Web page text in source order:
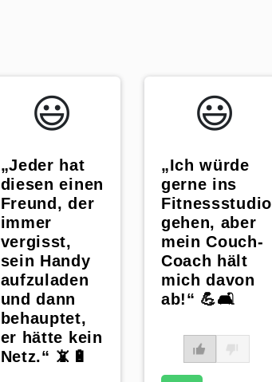
😃️
„Jeder hat
diesen einen
Freund, der
immer
vergisst,
sein Handy
aufzuladen
und dann
behauptet,
er hätte kein
Netz.“ 📵🔋
😃️
„Ich würde
gerne ins
Fitnessstudio
gehen, aber
mein Couch-
Coach hält
mich davon
ab!“ 💪🛋